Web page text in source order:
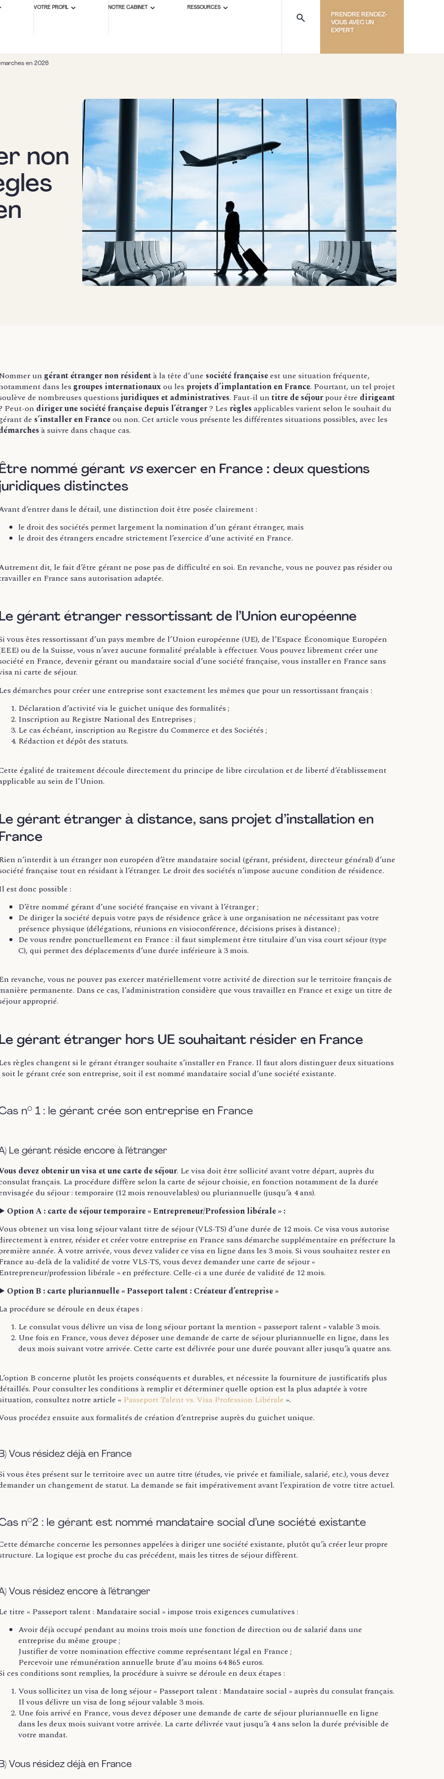
VOTRE PROFIL NOTRE CABINET RESSOURCES
PRENDRE RENDEZ-
VOUS AVEC UN
EXPERT
en 2026
non
ungérant étranger non résidentà la tête d’une société françaiseest une situation fréquente,
dans lesgroupes internationauxou les projets d’implantation en France. Pourtant, un tel projet
de nombreuses questionsjuridiques et administratives. Faut-il untitre de séjourpour être dirigeant
Peut-on diriger une société française depuis l’étranger? Les règles applicables varient selon le souhait du
de s’installer en Franceou non. Cet article vous présente les différentes situations possibles, avec les
à suivre dans chaque cas.
nommé gérant vsexercer en France : deux questions
distinctes
d’entrer dans le détail, une distinction doit être posée clairement :
le droit des sociétés permet largement la nomination d’un gérant étranger, mais
le droit des étrangers encadre strictement l’exercice d’une activité en France.
dit, le fait d’être gérant ne pose pas de difficulté en soi. En revanche, vous ne pouvez pas résider ou
en France sans autorisation adaptée.
gérant étranger ressortissant de l’Union européenne
vous êtes ressortissant d’un pays membre de l’Union européenne (UE), de l’Espace Économique Européen
ou de la Suisse, vous n’avez aucune formalité préalable à effectuer. Vous pouvez librement créer une
en France, devenir gérant ou mandataire social d’une société française, vous installer en France sans
ni carte de séjour.
démarches pour créer une entreprise sont exactement les mêmes que pour un ressortissant français :
Déclaration d’activité via le guichet unique des formalités ;
Inscription au Registre National des Entreprises ;
Le cas échéant, inscription au Registre du Commerce et des Sociétés ;
Rédaction et dépôt des statuts.
égalité de traitement découle directement du principe de libre circulation et de liberté d’établissement
au sein de l’Union.
gérant étranger à distance, sans projet d’installation en
n’interdit à un étranger non européen d’être mandataire social (gérant, président, directeur général) d’une
française tout en résidant à l’étranger. Le droit des sociétés n’impose aucune condition de résidence.
est donc possible :
D’être nommé gérant d’une société française en vivant à l’étranger ;
De diriger la société depuis votre pays de résidence grâce à une organisation ne nécessitant pas votre
présence physique (délégations, réunions en visioconférence, décisions prises à distance) ;
De vous rendre ponctuellement en France : il faut simplement être titulaire d’un visa court séjour (type
C), qui permet des déplacements d’une durée inférieure à 3 mois.
revanche, vous ne pouvez pas exercer matériellement votre activité de direction sur le territoire français de
permanente. Dans ce cas, l’administration considère que vous travaillez en France et exige un titre de
approprié.
gérant étranger hors UE souhaitant résider en France
règles changent si le gérant étranger souhaite s’installer en France. Il faut alors distinguer deux situations
soit le gérant crée son entreprise, soit il est nommé mandataire social d’une société existante.
n° 1 : le gérant crée son entreprise en France
Le gérant réside encore à l’étranger
devez obtenir un visa et une carte de séjour. Le visa doit être sollicité avant votre départ, auprès du
français. La procédure diffère selon la carte de séjour choisie, en fonction notamment de la durée
du séjour : temporaire (12 mois renouvelables) ou pluriannuelle (jusqu’à 4 ans).
Option A : carte de séjour temporaire « Entrepreneur/Profession libérale » :
obtenez un visa long séjour valant titre de séjour (VLS-TS) d’une durée de 12 mois. Ce visa vous autorise
à entrer, résider et créer votre entreprise en France sans démarche supplémentaire en préfecture la
année. À votre arrivée, vous devez valider ce visa en ligne dans les 3 mois. Si vous souhaitez rester en
au-delà de la validité de votre VLS-TS, vous devez demander une carte de séjour «
profession libérale » en préfecture. Celle-ci a une durée de validité de 12 mois.
Option B : carte pluriannuelle « Passeport talent : Créateur d’entreprise »
procédure se déroule en deux étapes :
Le consulat vous délivre un visa de long séjour portant la mention « passeport talent » valable 3 mois.
Une fois en France, vous devez déposer une demande de carte de séjour pluriannuelle en ligne, dans les
deux mois suivant votre arrivée. Cette carte est délivrée pour une durée pouvant aller jusqu’à quatre ans.
B concerne plutôt les projets conséquents et durables, et nécessite la fourniture de justificatifs plus
Pour consulter les conditions à remplir et déterminer quelle option est la plus adaptée à votre
consultez notre article « Passeport Talent vs. Visa Profession Libérale ».
procédez ensuite aux formalités de création d’entreprise auprès du guichet unique.
Vous résidez déjà en France
vous êtes présent sur le territoire avec un autre titre (études, vie privée et familiale, salarié, etc.), vous devez
un changement de statut. La demande se fait impérativement avant l’expiration de votre titre actuel.
n°2 : le gérant est nommé mandataire social d’une société existante
démarche concerne les personnes appelées à diriger une société existante, plutôt qu’à créer leur propre
La logique est proche du cas précédent, mais les titres de séjour diffèrent.
Vous résidez encore à l’étranger
titre « Passeport talent : Mandataire social » impose trois exigences cumulatives :
Avoir déjà occupé pendant au moins trois mois une fonction de direction ou de salarié dans une
entreprise du même groupe ;
Justifier de votre nomination effective comme représentant légal en France ;
Percevoir une rémunération annuelle brute d’au moins 64 865 euros.
ces conditions sont remplies, la procédure à suivre se déroule en deux étapes :
Vous sollicitez un visa de long séjour « Passeport talent : Mandataire social » auprès du consulat français.
Il vous délivre un visa de long séjour valable 3 mois.
Une fois arrivé en France, vous devez déposer une demande de carte de séjour pluriannuelle en ligne
dans les deux mois suivant votre arrivée. La carte délivrée vaut jusqu’à 4 ans selon la durée prévisible de
votre mandat.
B) Vous résidez déjà en France